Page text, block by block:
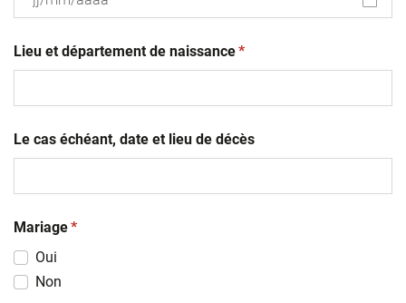
slash
MM
Lieu et département de naissance(obligatoire)
*
Le cas échéant, date et lieu de décès
Mariage(obligatoire)
*
Oui
Non